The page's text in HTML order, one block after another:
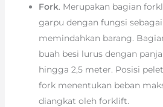
Fork. Merupakan bagian
garpu dengan fungsi
memindahkan barang.
buah besi lurus dengan
hingga 2,5 meter. Posisi
fork menentukan beban
diangkat oleh forklift.